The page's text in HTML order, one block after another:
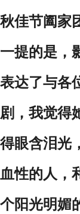
秋佳节阖家
一提的是，
表达了与各
剧， 我觉得
得眼含泪光，
血性的人，
个阳光明媚